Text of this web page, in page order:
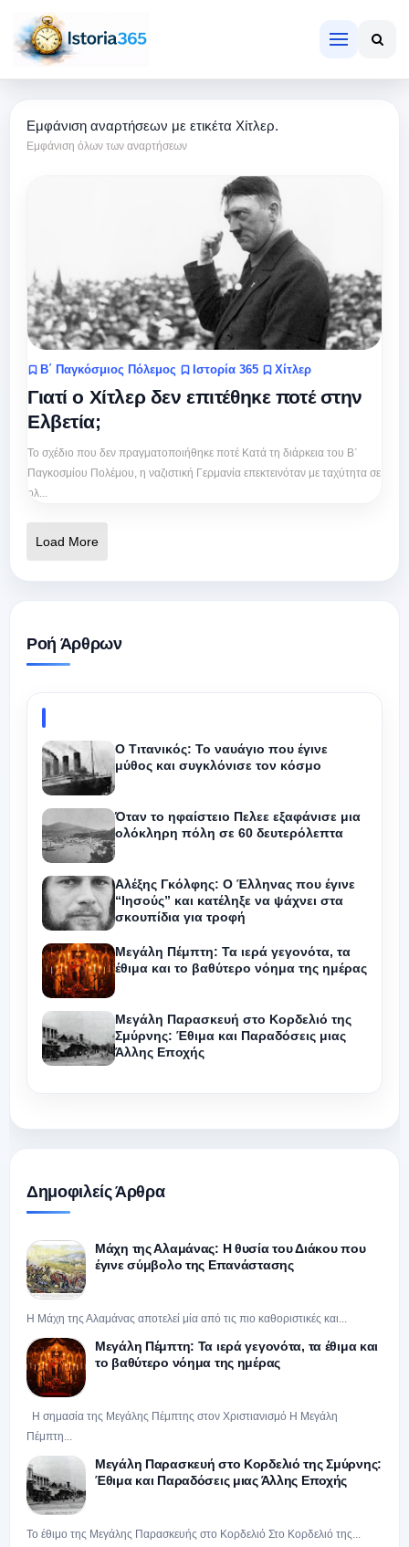
Εμφάνιση αναρτήσεων με ετικέτα Χίτλερ.
Εμφάνιση όλων των αναρτήσεων
Β΄ Παγκόσμιος Πόλεμος Ιστορία 365 Χίτλερ
Γιατί ο Χίτλερ δεν επιτέθηκε ποτέ στην
Ελβετία;
Το σχέδιο που δεν πραγματοποιήθηκε ποτέ Κατά τη διάρκεια του Β΄
Παγκοσμίου Πολέμου, η ναζιστική Γερμανία επεκτεινόταν με ταχύτητα σε
ολ...
Load More
Ροή Άρθρων
Ο Τιτανικός: Το ναυάγιο που έγινε
μύθος και συγκλόνισε τον κόσμο
Όταν το ηφαίστειο Πελεε εξαφάνισε μια
ολόκληρη πόλη σε 60 δευτερόλεπτα
Αλέξης Γκόλφης: Ο Έλληνας που έγινε
“Ιησούς” και κατέληξε να ψάχνει στα
σκουπίδια για τροφή
Μεγάλη Πέμπτη: Τα ιερά γεγονότα, τα
έθιμα και το βαθύτερο νόημα της ημέρας
Μεγάλη Παρασκευή στο Κορδελιό της
Σμύρνης: Έθιμα και Παραδόσεις μιας
Άλλης Εποχής
Δημοφιλείς Άρθρα
Μάχη της Αλαμάνας: Η θυσία του Διάκου που
έγινε σύμβολο της Επανάστασης
Η Μάχη της Αλαμάνας αποτελεί μία από τις πιο καθοριστικές και...
Μεγάλη Πέμπτη: Τα ιερά γεγονότα, τα έθιμα και
το βαθύτερο νόημα της ημέρας
Η σημασία της Μεγάλης Πέμπτης στον Χριστιανισμό Η Μεγάλη
Πέμπτη...
Μεγάλη Παρασκευή στο Κορδελιό της Σμύρνης:
Έθιμα και Παραδόσεις μιας Άλλης Εποχής
Το έθιμο της Μεγάλης Παρασκευής στο Κορδελιό Στο Κορδελιό της...